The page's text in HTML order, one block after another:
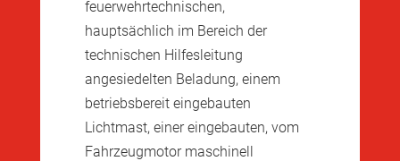
feuerwehrtechnischen,
hauptsächlich im Bereich der
technischen Hilfesleitung
angesiedelten Beladung, einem
betriebsbereit eingebauten
Lichtmast, einer eingebauten, vom
Fahrzeugmotor maschinell